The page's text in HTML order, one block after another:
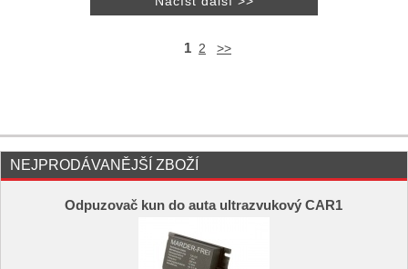
1 2 >>
NEJPRODÁVANĚJŠÍ ZBOŽÍ
Odpuzovač kun do auta ultrazvukový CAR1